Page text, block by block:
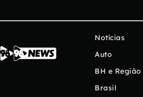
Notícias
Auto
BH e Região
Brasil